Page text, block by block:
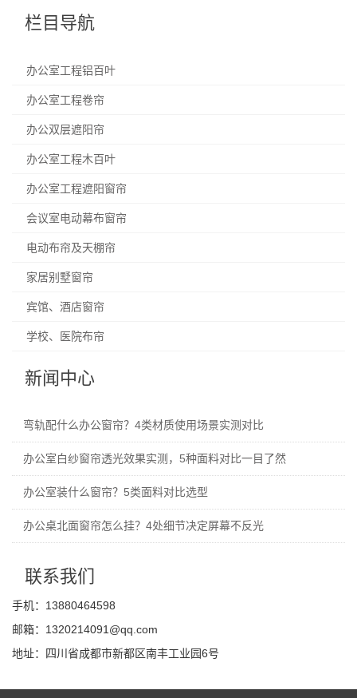
栏目导航
办公室工程铝百叶
办公室工程卷帘
办公双层遮阳帘
办公室工程木百叶
办公室工程遮阳窗帘
会议室电动幕布窗帘
电动布帘及天棚帘
家居别墅窗帘
宾馆、酒店窗帘
学校、医院布帘
新闻中心
弯轨配什么办公窗帘？4类材质使用场景实测对比
办公室白纱窗帘透光效果实测，5种面料对比一目了然
办公室装什么窗帘？5类面料对比选型
办公桌北面窗帘怎么挂？4处细节决定屏幕不反光
联系我们
手机：13880464598
邮箱：1320214091@qq.com
地址：四川省成都市新都区南丰工业园6号